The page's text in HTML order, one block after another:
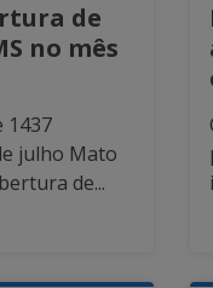
de
no mês
1437
julho Mato
de...